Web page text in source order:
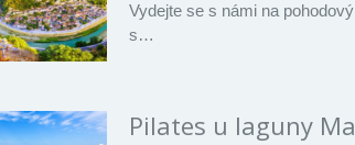
Vydejte se s námi na
s…
Pilates u laguny